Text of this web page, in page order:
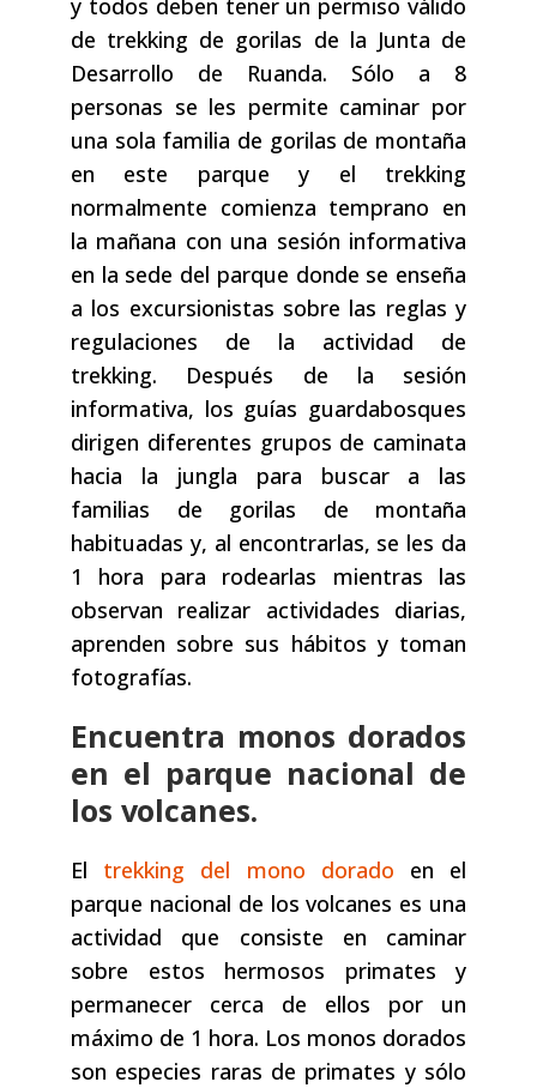
y todos deben tener un permiso válido
de trekking de gorilas de la Junta de
Desarrollo de Ruanda. Sólo a 8
personas se les permite caminar por
una sola familia de gorilas de montaña
en este parque y el trekking
normalmente comienza temprano en
la mañana con una sesión informativa
en la sede del parque donde se enseña
a los excursionistas sobre las reglas y
regulaciones de la actividad de
trekking. Después de la sesión
informativa, los guías guardabosques
dirigen diferentes grupos de caminata
hacia la jungla para buscar a las
familias de gorilas de montaña
habituadas y, al encontrarlas, se les da
1 hora para rodearlas mientras las
observan realizar actividades diarias,
aprenden sobre sus hábitos y toman
fotografías.
Encuentra monos dorados
en el parque nacional de
los volcanes.
El trekking del mono dorado en el
parque nacional de los volcanes es una
actividad que consiste en caminar
sobre estos hermosos primates y
permanecer cerca de ellos por un
máximo de 1 hora. Los monos dorados
son especies raras de primates y sólo